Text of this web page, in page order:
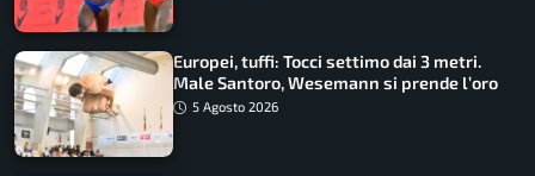
Europei, tuffi: Tocci settimo dai 3 metri.
Male Santoro, Wesemann si prende l’oro
5 Agosto 2026